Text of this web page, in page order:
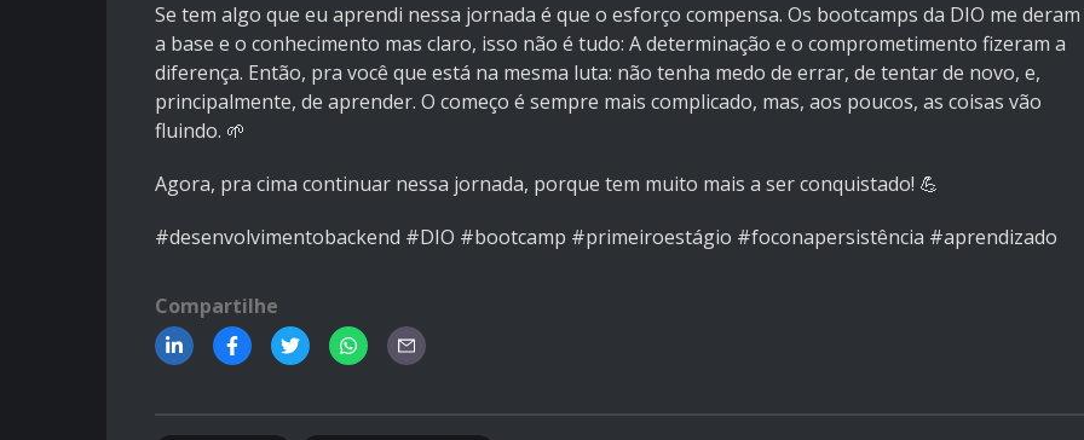
Se tem algo que eu aprendi nessa jornada é que o esforço compensa. Os bootcamps da DIO me deram
a base e o conhecimento mas claro, isso não é tudo: A determinação e o comprometimento fizeram a
diferença. Então, pra você que está na mesma luta: não tenha medo de errar, de tentar de novo, e,
principalmente, de aprender. O começo é sempre mais complicado, mas, aos poucos, as coisas vão
fluindo. 🌱
Agora, pra cima continuar nessa jornada, porque tem muito mais a ser conquistado! 💪
#desenvolvimentobackend #DIO #bootcamp #primeiroestágio #foconapersistência #aprendizado
Compartilhe